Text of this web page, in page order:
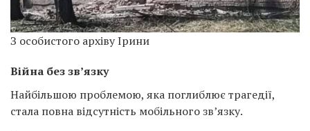
З особистого архіву Ірини
Війна без зв’язку
Найбільшою проблемою, яка поглиблює трагедії,
стала повна відсутність мобільного зв’язку.